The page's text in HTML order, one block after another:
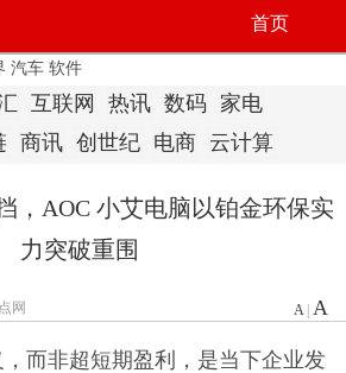
首页
汽车 软件
互联网 热讯 数码
家电
商讯 创世纪 电商 云计算
，AOC 小艾电脑以铂金环保实
力突破重围
网 A| A
而非超短期盈利，是当下企业发